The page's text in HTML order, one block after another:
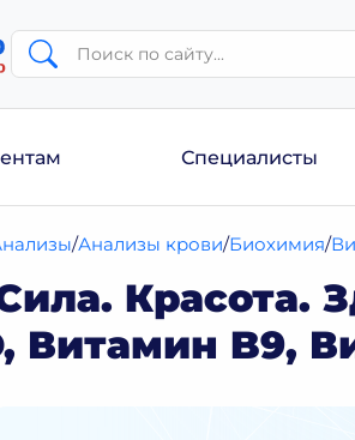
Специалисты
Анализы крови Биохимия
Красота.
Витамин B9,